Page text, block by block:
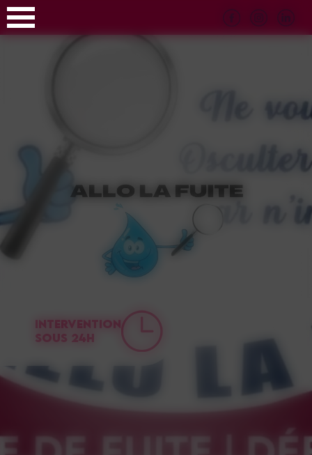
Panneau de gestion des cookies
INTERVENTION
SOUS 24H